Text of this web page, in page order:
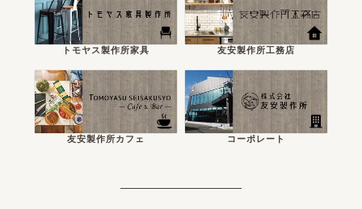
トモヤス製作所家具 友安製作所工務店
友安製作所カフェ コーポレート